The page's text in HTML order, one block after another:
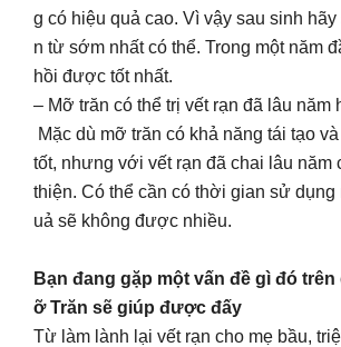
g có hiệu quả cao. Vì vậy sau sinh
n từ sớm nhất có thể. Trong một năm
hồi được tốt nhất.
– Mỡ trăn có thể trị vết rạn đã lâu năm
Mặc dù mỡ trăn có khả năng tái tạo
tốt, nhưng với vết rạn đã chai lâu năm
thiện. Có thể cần có thời gian sử dụng
uả sẽ không được nhiều.
Bạn đang gặp một vấn đề gì đó trên
ỡ Trăn sẽ giúp được đấy
Từ làm lành lại vết rạn cho mẹ bầu,